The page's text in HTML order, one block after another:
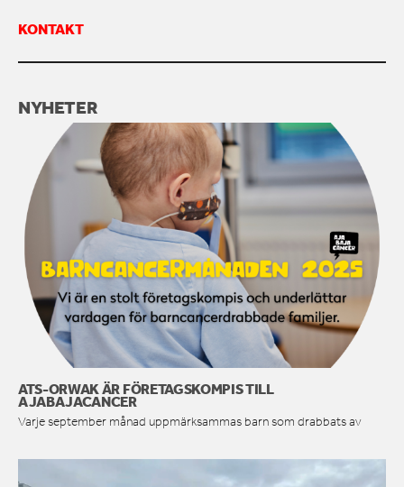
KONTAKTA OSS
KONTAKT
NYHETER
ATS-ORWAK ÄR FÖRETAGSKOMPIS TILL
AJABAJACANCER
Varje september månad uppmärksammas barn som drabbats av